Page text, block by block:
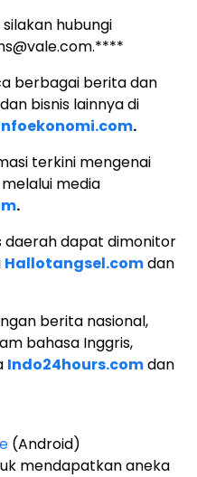
hubungi
berbagai berita dan
bisnis lainnya di
.
terkini mengenai
media
.
daerah dapat dimonitor
Hallotangsel.comdan
berita nasional,
bahasa Inggris,
Indo24hours.comdan
(Android)
mendapatkan aneka